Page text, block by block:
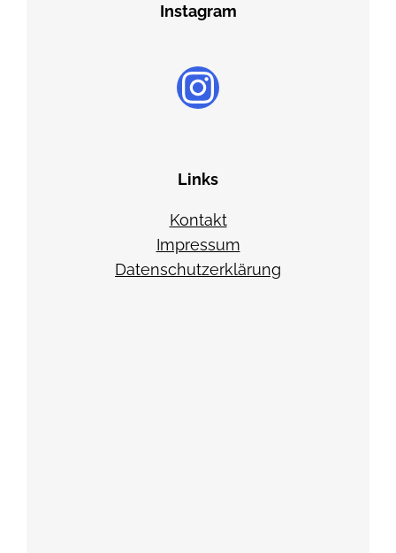
Instagram
Instagram
Links
Kontakt
Impressum
Datenschutzerklärung